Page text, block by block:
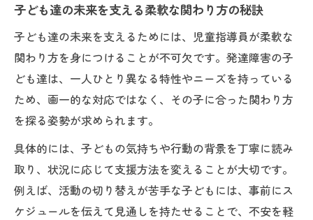
子ども達の未来を支える柔軟な関わり方の秘訣
子ども達の未来を支えるためには、児童指導員が柔軟な
関わり方を身につけることが不可欠です。発達障害の子
ども達は、一人ひとり異なる特性やニーズを持っている
ため、画一的な対応ではなく、その子に合った関わり方
を探る姿勢が求められます。
具体的には、子どもの気持ちや行動の背景を丁寧に読み
取り、状況に応じて支援方法を変えることが大切です。
例えば、活動の切り替えが苦手な子どもには、事前にス
ケジュールを伝えて見通しを持たせることで、不安を軽